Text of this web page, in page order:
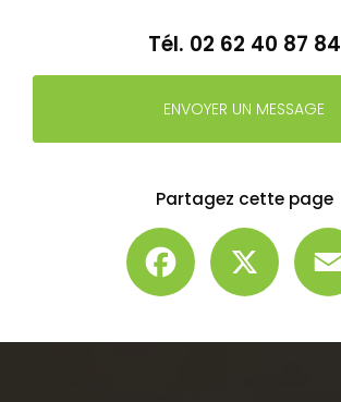
Tél. 02 62 40 87 84
ENVOYER UN MESSAGE
Partagez cette page
Facebook